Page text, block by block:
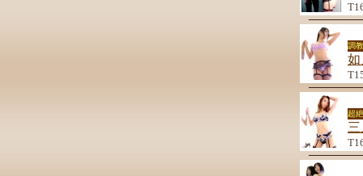
調
如
超